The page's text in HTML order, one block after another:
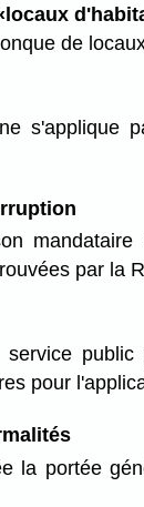
de
s'applique
par la
service
pour
la portée